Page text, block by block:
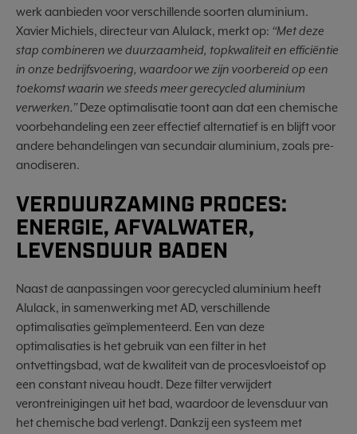
werk aanbieden voor verschillende soorten aluminium.
Xavier Michiels, directeur van Alulack, merkt op: “Met deze
stap combineren we duurzaamheid, topkwaliteit en efficiëntie
in onze bedrijfsvoering, waardoor we zijn voorbereid op een
toekomst waarin we steeds meer gerecycled aluminium
verwerken.”Deze optimalisatie toont aan dat een chemische
voorbehandeling een zeer effectief alternatief is en blijft voor
andere behandelingen van secundair aluminium, zoals pre-
anodiseren.
VERDUURZAMING PROCES:
ENERGIE, AFVALWATER,
LEVENSDUUR BADEN
Naast de aanpassingen voor gerecycled aluminium heeft
Alulack, in samenwerking met AD, verschillende
optimalisaties geïmplementeerd. Een van deze
optimalisaties is het gebruik van een filter in het
ontvettingsbad, wat de kwaliteit van de procesvloeistof op
een constant niveau houdt. Deze filter verwijdert
verontreinigingen uit het bad, waardoor de levensduur van
het chemische bad verlengt. Dankzij een systeem met